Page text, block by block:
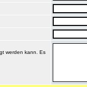
werden kann. Es